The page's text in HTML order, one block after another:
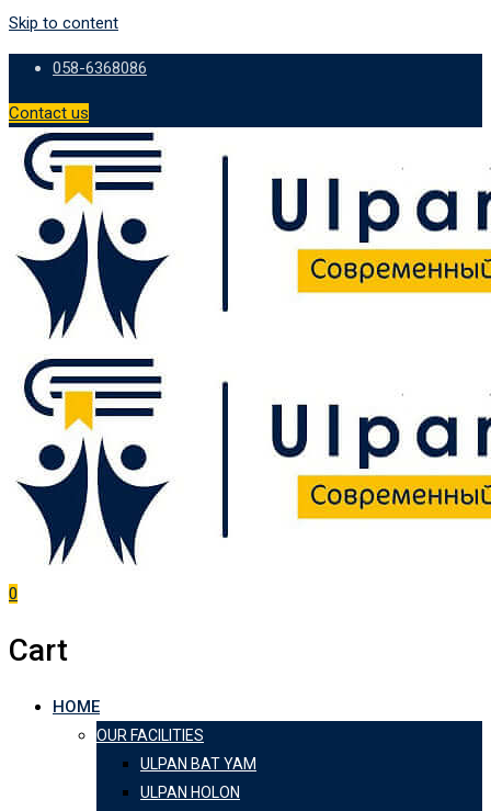
Skip to content
058-6368086
Contact us
0
Cart
HOME
OUR FACILITIES
ULPAN BAT YAM
ULPAN HOLON